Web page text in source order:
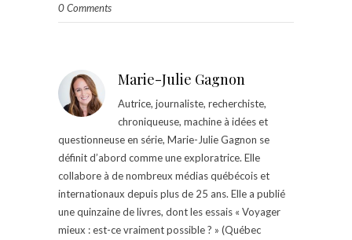
0 Comments
Marie-Julie Gagnon
Autrice, journaliste, recherchiste,
chroniqueuse, machine à idées et
questionneuse en série, Marie-Julie Gagnon se
définit d’abord comme une exploratrice. Elle
collabore à de nombreux médias québécois et
internationaux depuis plus de 25 ans. Elle a publié
une quinzaine de livres, dont les essais « Voyager
mieux : est-ce vraiment possible ? » (Québec